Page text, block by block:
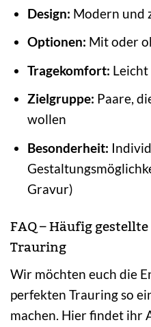
Design: Modern und
Optionen: Mit oder
Tragekomfort:
Zielgruppe: Paare,
wollen
Besonderheit:
Gravur)
FAQ – Häufig
Trauring
Wir möchten euch die
perfekten Trauring so
machen. Hier findet ihr